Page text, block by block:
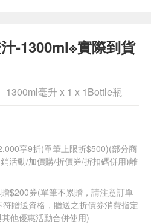
-1300ml※實際到貨
1300ml毫升 x 1 x 1Bottle瓶
享9折(單筆上限折$500)(部分商
活動/加價購/折價券/折扣碼併用)離
$200券(單筆不累贈，請注意訂單
贈送資格，贈送之折價券消費指定
他優惠活動合併使用)